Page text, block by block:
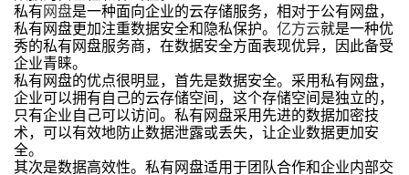
私有 网盘是一种面向企业的云存储服务，相对于公有网盘，
私有网盘更加注重数据安全和隐私保护。 亿方云就是一种优
秀的私有网盘服务商，在数据安全方面表现优异，因此备受
企业青睐。
私有网盘的优点很明显，首先是数据安全。采用私有网盘，
企业可以拥有自己的云存储空间，这个存储空间是独立的，
只有企业自己可以访问。私有网盘采用先进的数据加密技
术，可以有效地防止数据泄露或丢失，让企业数据更加安
全。
其次是数据高效性。私有网盘适用于团队合作和企业内部交